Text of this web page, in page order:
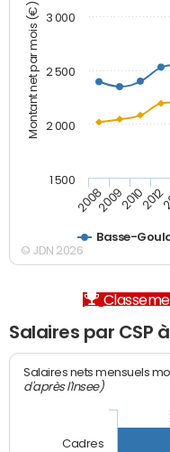
Montant net par mois (€)
Basse-
2008200920102012
2 000
2 500
3 000
1 500
© JDN 2026
Salaires par CSP
Salaires nets mensuels
d'après l'Insee)
Cadres